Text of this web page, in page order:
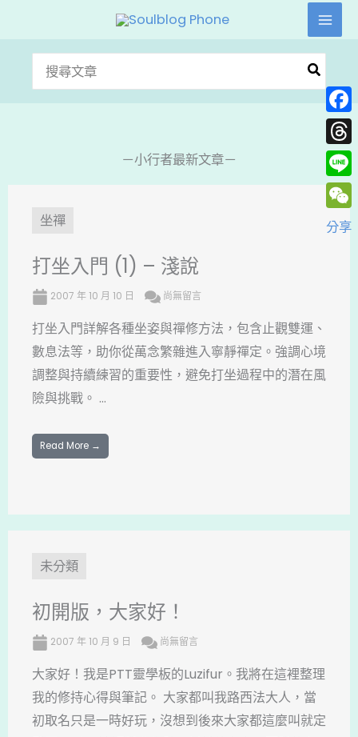
尋：
－小行者最新文章－
坐禪
打坐入門 (1) – 淺說
2007 年 10 月 10 日 尚無留言
打坐入門詳解各種坐姿與禪修方法，包含止觀雙運、
數息法等，助你從萬念繁雜進入寧靜禪定。強調心境
調整與持續練習的重要性，避免打坐過程中的潛在風
險與挑戰。 ...
Read More →
未分類
初開版，大家好！
2007 年 10 月 9 日 尚無留言
大家好！我是PTT靈學板的Luzifur。我將在這裡整理
我的修持心得與筆記。 大家都叫我路西法大人，當
初取名只是一時好玩，沒想到後來大家都這麼叫就定
Line
分享